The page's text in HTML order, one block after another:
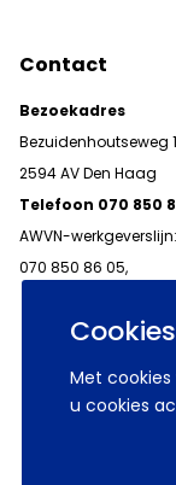
Cookies
Met
u cookies
Contact
Bezoekadres
Bezuidenhoutseweg
2594 AV Den Haag
Telefoon 070 850
AWVN-werkgeverslijn:
070 850 86 05,
© 2026 AWVN